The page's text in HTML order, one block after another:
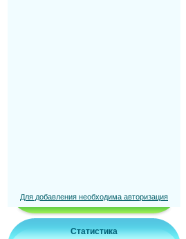
Для добавления необходима авторизация
Статистика